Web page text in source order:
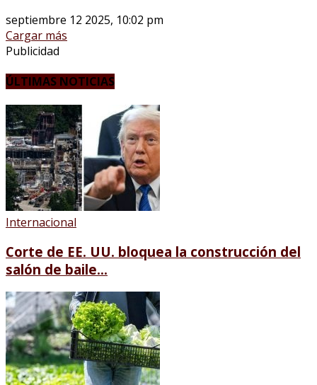
septiembre 12 2025, 10:02 pm
Cargar más
Publicidad
ÚLTIMAS NOTICIAS
Internacional
Corte de EE. UU. bloquea la construcción del
salón de baile...